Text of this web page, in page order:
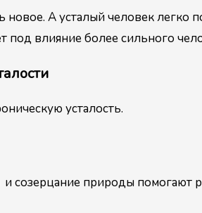
новое. А усталый человек легко
под влияние более сильного
усталость.
созерцание природы помогают